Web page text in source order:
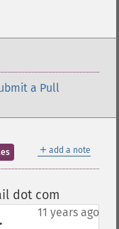
a Pull
＋ add a note
dot com
11 years ago